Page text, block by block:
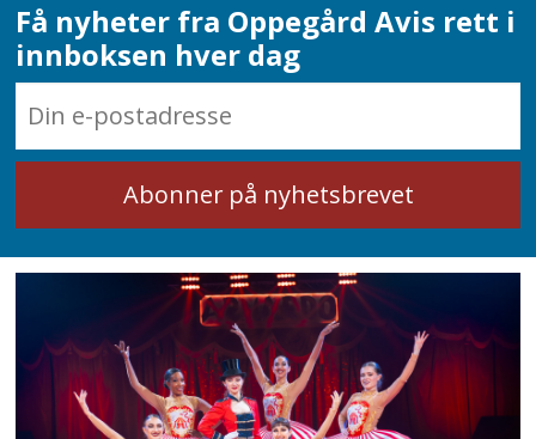
Få nyheter fra Oppegård Avis rett i
innboksen hver dag